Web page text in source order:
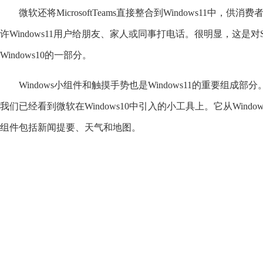
微软还将MicrosoftTeams直接整合到Windows11中，供消费
许Windows11用户给朋友、家人或同事打电话。很明显，这是
Windows10的一部分。
Windows小组件和触摸手势也是Windows11的重要组成部分
我们已经看到微软在Windows10中引入的小工具上。它从
组件包括新闻提要、天气和地图。